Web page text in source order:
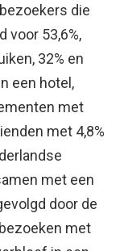
die
voor 53,6%,
32% en
een hotel,
met
met 4,8%
met een
door de
met